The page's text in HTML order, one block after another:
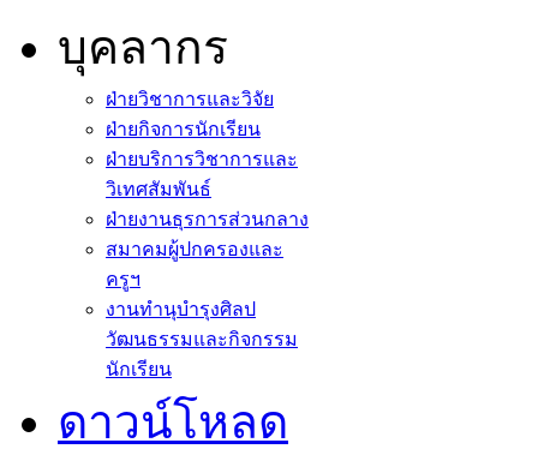
บุคลากร
ฝ่ายวิชาการและวิจัย
ฝ่ายกิจการนักเรียน
ฝ่ายบริการวิชาการและ
วิเทศสัมพันธ์
ฝ่ายงานธุรการส่วนกลาง
สมาคมผู้ปกครองและ
ครูฯ
งานทำนุบำรุงศิลป
วัฒนธรรมและกิจกรรม
นักเรียน
ดาวน์โหลด